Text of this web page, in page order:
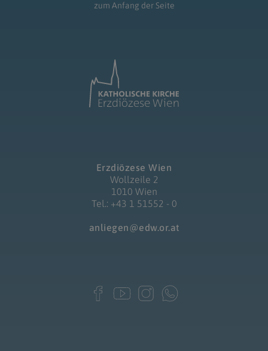
zum Anfang der Seite
Erzdiözese Wien
Wollzeile 2
1010 Wien
Tel.: +43 1 51552 - 0
anliegen@edw.or.at